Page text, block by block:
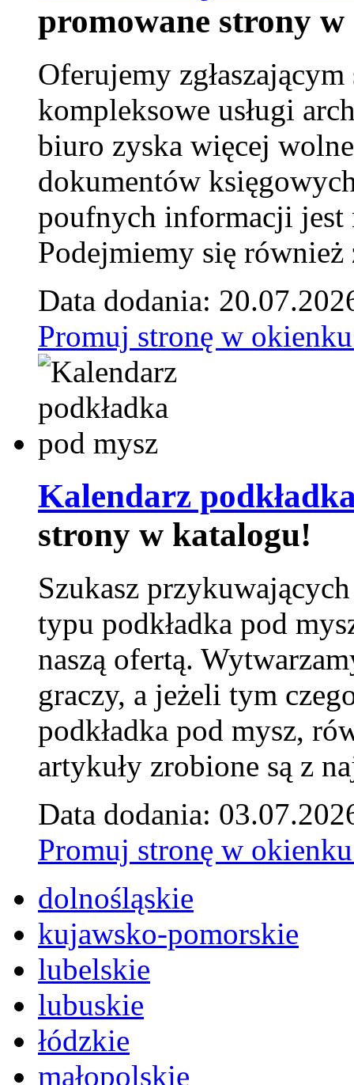
promowane strony
Oferujemy
kompleksowe usługi
biuro zyska więcej
dokumentów
poufnych informacji jest
Podejmiemy się
Data dodania:
Promuj stronę w
Kalendarz
strony w katalogu!
Szukasz
typu podkładka pod
naszą ofertą.
graczy, a jeżeli tym
podkładka pod mysz,
artykuły zrobione są z
Data dodania:
Promuj stronę w
dolnośląskie
kujawsko-pomorskie
lubelskie
lubuskie
łódzkie
małopolskie